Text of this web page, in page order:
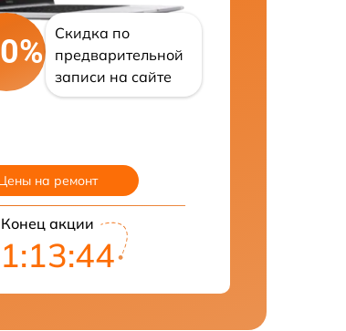
Скидка по
предварительной
записи на сайте
на ремонт
Конец акции